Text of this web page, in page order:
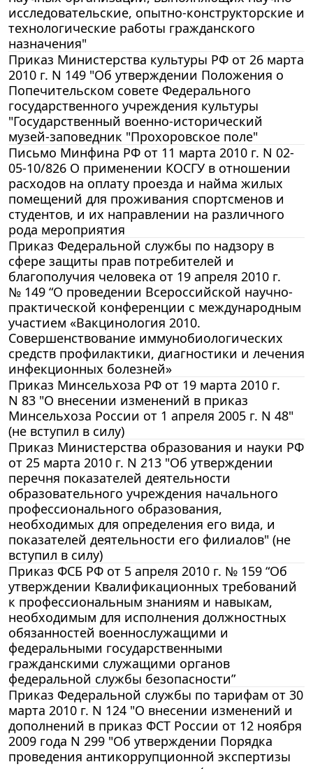
исследовательские, опытно-конструкторские и
технологические работы гражданского
назначения"
Приказ Министерства культуры РФ от 26 марта
2010 г. N 149 "Об утверждении Положения о
Попечительском совете Федерального
государственного учреждения культуры
"Государственный военно-исторический
музей-заповедник "Прохоровское поле"
Письмо Минфина РФ от 11 марта 2010 г. N 02-
05-10/826 О применении КОСГУ в отношении
расходов на оплату проезда и найма жилых
помещений для проживания спортсменов и
студентов, и их направлении на различного
рода мероприятия
Приказ Федеральной службы по надзору в
сфере защиты прав потребителей и
благополучия человека от 19 апреля 2010 г.
№ 149 “О проведении Всероссийской научно-
практической конференции с международным
участием «Вакцинология 2010.
Совершенствование иммунобиологических
средств профилактики, диагностики и лечения
инфекционных болезней»
Приказ Минсельхоза РФ от 19 марта 2010 г.
N 83 "О внесении изменений в приказ
Минсельхоза России от 1 апреля 2005 г. N 48"
(не вступил в силу)
Приказ Министерства образования и науки РФ
от 25 марта 2010 г. N 213 "Об утверждении
перечня показателей деятельности
образовательного учреждения начального
профессионального образования,
необходимых для определения его вида, и
показателей деятельности его филиалов" (не
вступил в силу)
Приказ ФСБ РФ от 5 апреля 2010 г. № 159 “Об
утверждении Квалификационных требований
к профессиональным знаниям и навыкам,
необходимым для исполнения должностных
обязанностей военнослужащими и
федеральными государственными
гражданскими служащими органов
федеральной службы безопасности”
Приказ Федеральной службы по тарифам от 30
марта 2010 г. N 124 "О внесении изменений и
дополнений в приказ ФСТ России от 12 ноября
2009 года N 299 "Об утверждении Порядка
проведения антикоррупционной экспертизы